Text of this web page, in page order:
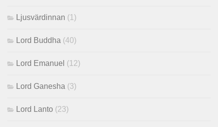
Ljusvärdinnan (1)
Lord Buddha (40)
Lord Emanuel (12)
Lord Ganesha (3)
Lord Lanto (23)